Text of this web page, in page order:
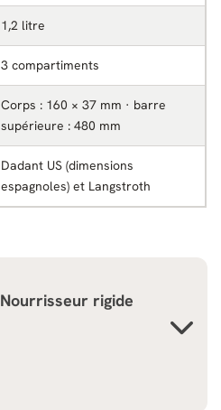
1,2 litre
3 compartiments
Corps : 160 × 37 mm · barre
supérieure : 480 mm
Dadant US (dimensions
espagnoles) et Langstroth
Nourrisseur rigide